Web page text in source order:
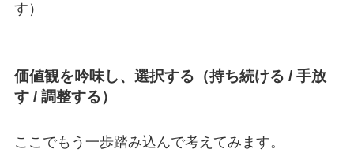
す）
価値観を吟味し、選択する（持ち続ける / 手放
す / 調整する）
ここでもう一歩踏み込んで考えてみます。